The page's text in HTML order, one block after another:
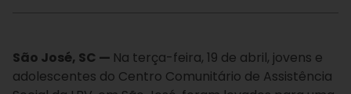
São José, SC — Na terça-feira, 19 de abril, jovens e
adolescentes do Centro Comunitário de Assistência